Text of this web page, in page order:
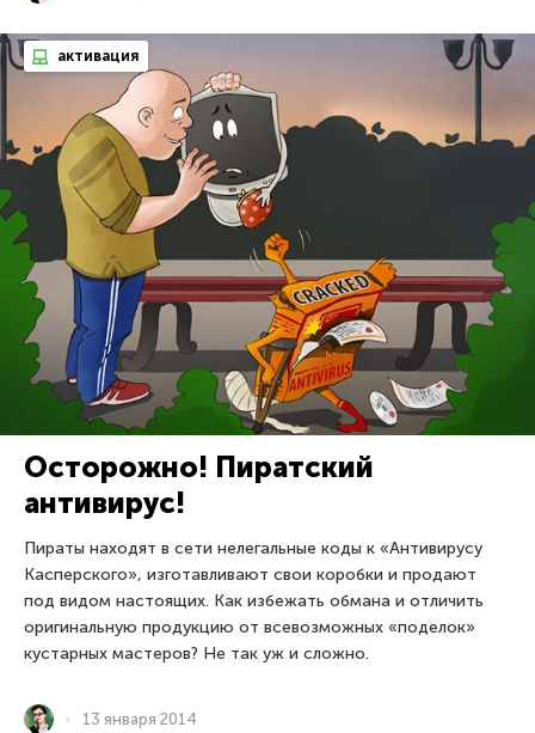
активация
Осторожно! Пиратский
антивирус!
Пираты находят в сети нелегальные коды к «Антивирусу
Касперского», изготавливают свои коробки и продают
под видом настоящих. Как избежать обмана и отличить
оригинальную продукцию от всевозможных «поделок»
кустарных мастеров? Не так уж и сложно.
13 января 2014